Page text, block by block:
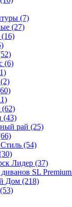
(7)
(27)
(16)
(6)
(2)
(62)
(43)
рай (25)
(54)
Лидер (37)
SL Premium
Дом (218)
(53)